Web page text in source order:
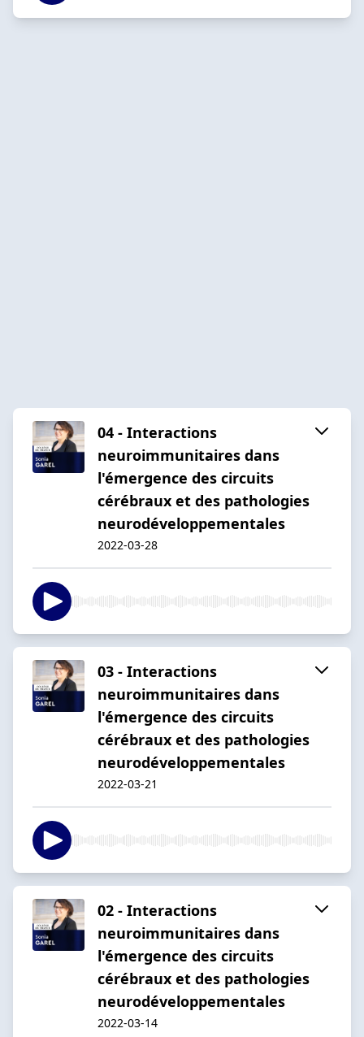
04 - Interactions
neuroimmunitaires dans
l'émergence des circuits
cérébraux et des pathologies
neurodéveloppementales
2022-03-28
03 - Interactions
neuroimmunitaires dans
l'émergence des circuits
cérébraux et des pathologies
neurodéveloppementales
2022-03-21
02 - Interactions
neuroimmunitaires dans
l'émergence des circuits
cérébraux et des pathologies
neurodéveloppementales
2022-03-14